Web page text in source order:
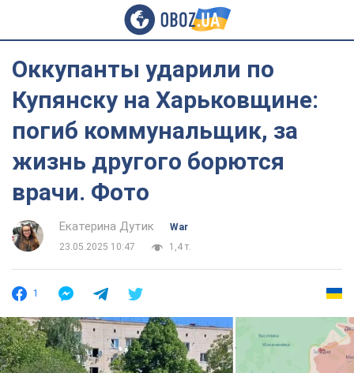
Оккупанты ударили по
Купянску на Харьковщине:
погиб коммунальщик, за
жизнь другого борются
врачи. Фото
Екатерина Дутик
War
23.05.2025 10:47
1,4 т.
1